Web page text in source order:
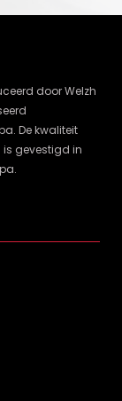
door Welzh
De kwaliteit
is gevestigd in